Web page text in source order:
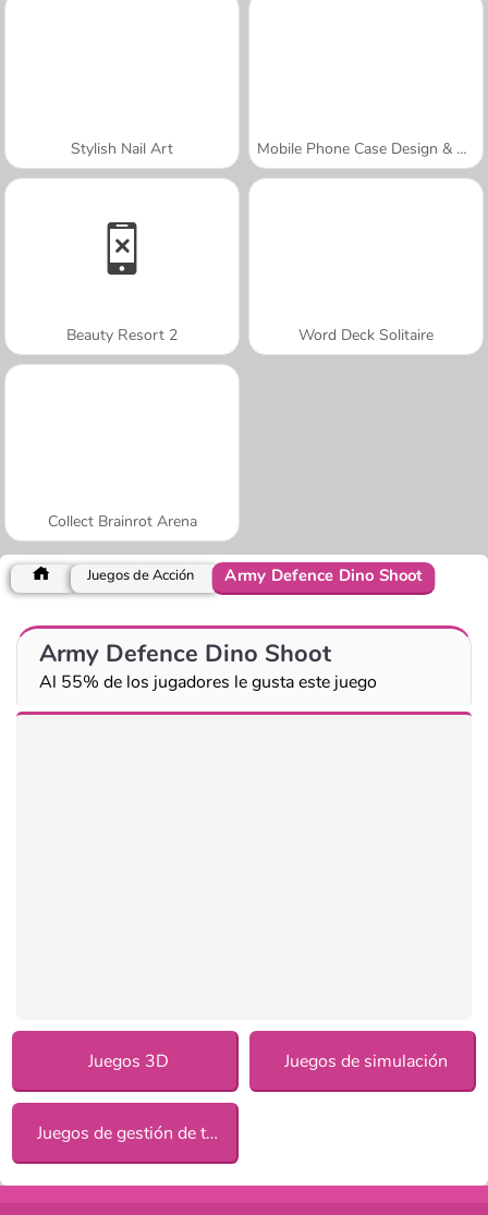
Stylish Nail Art Mobile Phone Case Design & DIY
Beauty Resort 2 Word Deck Solitaire
Collect Brainrot Arena
Juegos de Acción Army Defence Dino Shoot
Army Defence Dino Shoot
Al 55% de los jugadores le gusta este juego
Juegos 3D Juegos de simulación
Juegos de gestión de tiempo